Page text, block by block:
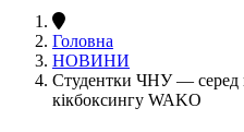
Головна
НОВИНИ
Студентки ЧНУ — серед
кікбоксингу WAKO